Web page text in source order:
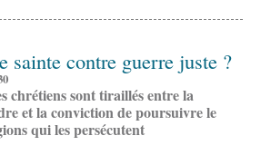
sainte contre guerre juste ?
chrétiens sont tiraillés entre la
et la conviction de poursuivre le
qui les persécutent